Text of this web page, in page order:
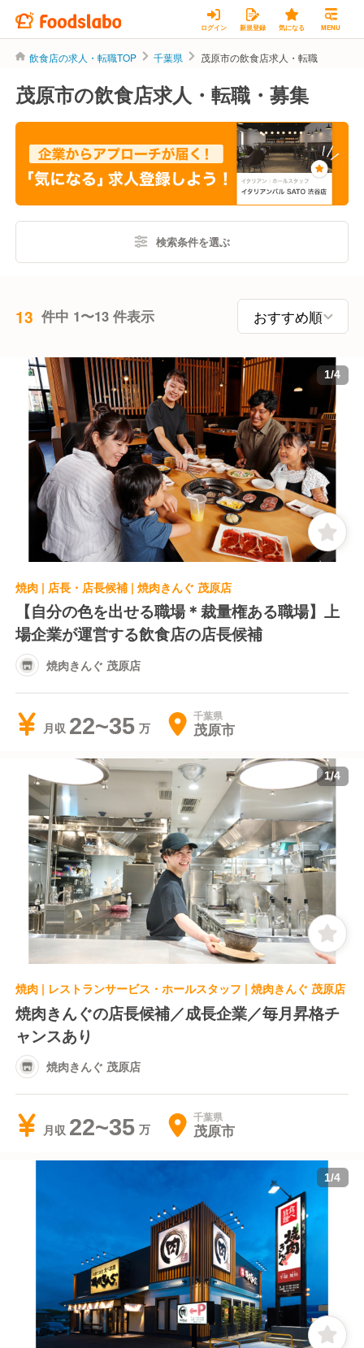
ログイン 新規登録 気になる MENU
飲食店の求人・転職TOP 千葉県 茂原市の飲食店求人・転職
茂原市の飲食店求人・転職・募集
検索条件を選ぶ
13 件中 1〜13 件表示
1/4
焼肉 | 店長・店長候補 | 焼肉きんぐ 茂原店
【自分の色を出せる職場＊裁量権ある職場】上
場企業が運営する飲食店の店長候補
焼肉きんぐ 茂原店
月収 22~35 千葉県
茂原市
1/4
焼肉 | レストランサービス・ホールスタッフ | 焼肉きんぐ 茂原店
焼肉きんぐの店長候補／成長企業／毎月昇格チ
ャンスあり
焼肉きんぐ 茂原店
月収 22~35 千葉県
茂原市
1/4